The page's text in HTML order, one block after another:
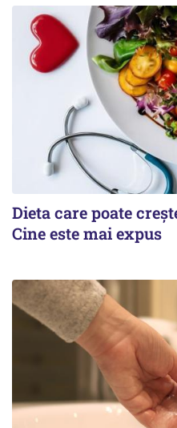
Dieta care poate
Cine este mai expus